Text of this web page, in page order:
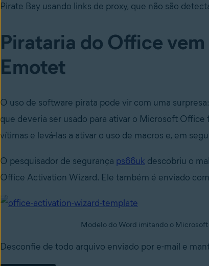
Pirate Bay usando links de proxy, que não são
Pirataria do Office
Emotet
O uso de software pirata pode vir com uma
que deveria ser usado para ativar o Microsoft
vítimas e levá-las a ativar o uso de macros e, em
O pesquisador de segurança ps66uk descobriu o
Office Activation Wizard. Ele também é enviado
Modelo do Word imitando o
Desconfie de todo arquivo enviado por e-mail e